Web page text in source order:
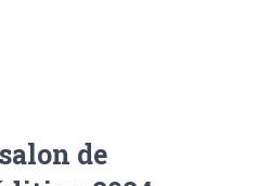
de